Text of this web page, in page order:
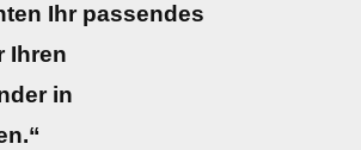
Ihr passendes
Ihren
in